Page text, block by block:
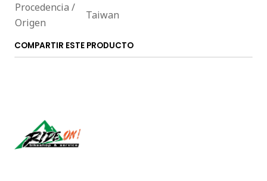
Procedencia /
Origen
Taiwan
COMPARTIR ESTE PRODUCTO